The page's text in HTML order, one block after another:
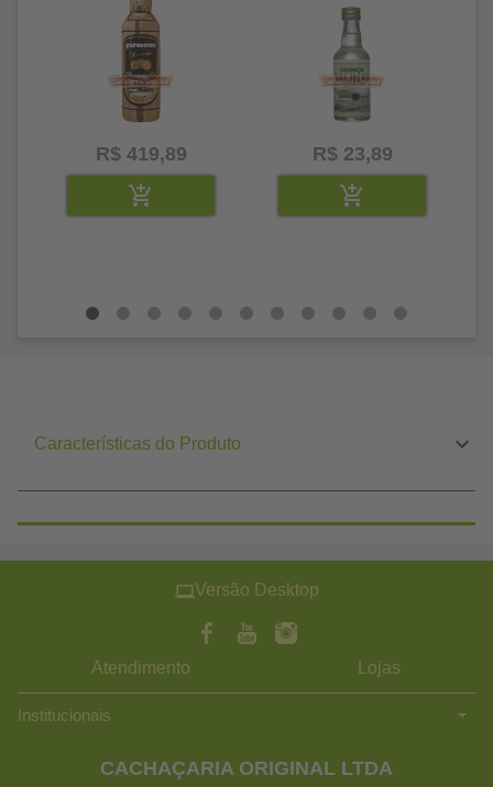
R$ 419,89 R$ 23,89
Características do Produto
Versão Desktop
Atendimento Lojas
Institucionais
CACHAÇARIA ORIGINAL LTDA